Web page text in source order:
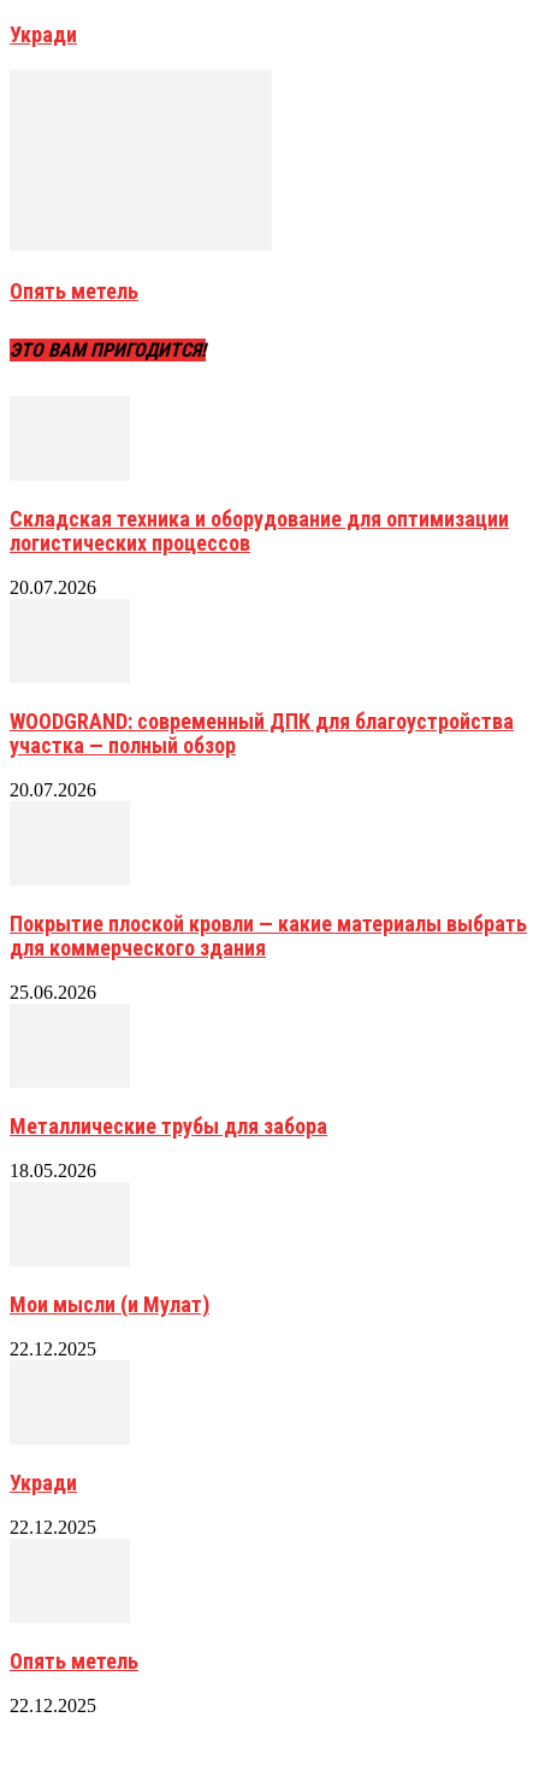
Укради
Опять метель
ЭТО ВАМ ПРИГОДИТСЯ!
Складская техника и оборудование для оптимизации
логистических процессов
20.07.2026
WOODGRAND: современный ДПК для благоустройства
участка — полный обзор
20.07.2026
Покрытие плоской кровли — какие материалы выбрать
для коммерческого здания
25.06.2026
Металлические трубы для забора
18.05.2026
Мои мысли (и Мулат)
22.12.2025
Укради
22.12.2025
Опять метель
22.12.2025